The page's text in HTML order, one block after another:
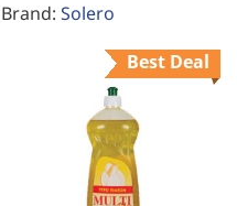
Brand: Solero
Best Deal